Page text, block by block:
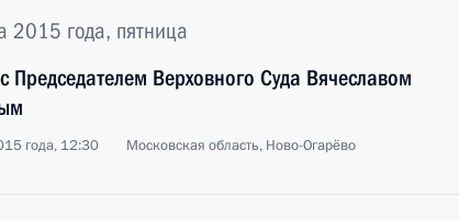
2015 года, пятница
Председателем Верховного Суда Вячеславом
года, 12:30 Московская область, Ново-Огарёво